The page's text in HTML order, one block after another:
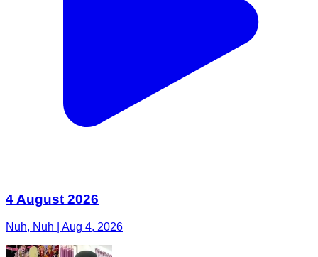
4 August 2026
Nuh, Nuh | Aug 4, 2026